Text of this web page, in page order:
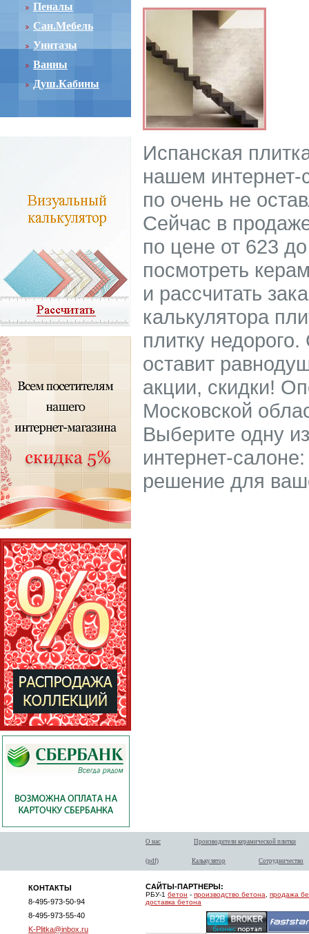
Пеналы
Сан.Мебель
Унитазы
Ванны
Душ.Кабины
Испанская
нашем интернет-
по очень не
Сейчас в
по цене от 623
посмотреть
и рассчитать
калькулятора
плитку
оставит
акции, скидки!
Московской
Выберите одну
интернет-
решение для
О нас Производители керамической плитки
(pdf) Калькулятор Сотрудничество
КОНТАКТЫ
8-495-973-50-94
8-495-973-55-40
K-Plitka@inbox.ru
САЙТЫ-ПАРТНЕРЫ:
РБУ-1 бетон - производство бетона
продажа
доставка бетона